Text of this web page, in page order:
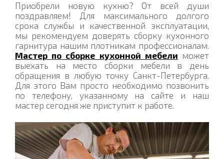
Приобрели новую кухню? От всей души
поздравляем! Для максимального долгого
срока службы и качественной эксплуатации,
мы рекомендуем доверять сборку кухонного
гарнитура нашим плотникам профессионалам.
Мастер по сборке кухонной мебели может
выехать на место сборки мебели в день
обращения в любую точку Санкт-Петербурга.
Для этого Вам просто необходимо позвонить
по телефону, указанному на сайте и наш
мастер сегодня же приступит к работе.